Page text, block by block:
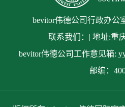
bevitor伟德公司行政办公
联系我们：| 地址:重
bevitor伟德公司工作意见箱:
邮编：